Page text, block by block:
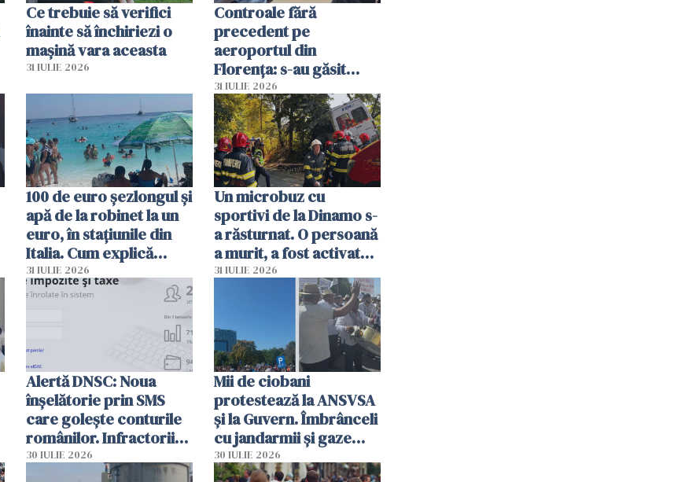
Ce trebuie să verifici
înainte să închiriezi o
mașină vara aceasta
31 IULIE 2026
Controale fără
precedent pe
aeroportul din
Florența: s-au găsit
capete de aligator și o
sumă imensă de bani
31 IULIE 2026
100 de euro șezlongul și
apă de la robinet la un
euro, în stațiunile din
Italia. Cum explică
autoritățile
31 IULIE 2026
Un microbuz cu
sportivi de la Dinamo s-
a răsturnat. O persoană
a murit, a fost activat
planul roșu de
31 IULIE 2026
Alertă DNSC: Noua
înșelătorie prin SMS
care golește conturile
românilor. Infractorii
folosesc numele
Ghișeul.ro și al Poliției
30 IULIE 2026
Mii de ciobani
protestează la ANSVSA
și la Guvern. Îmbrânceli
cu jandarmii și gaze
lacrimogene
30 IULIE 2026